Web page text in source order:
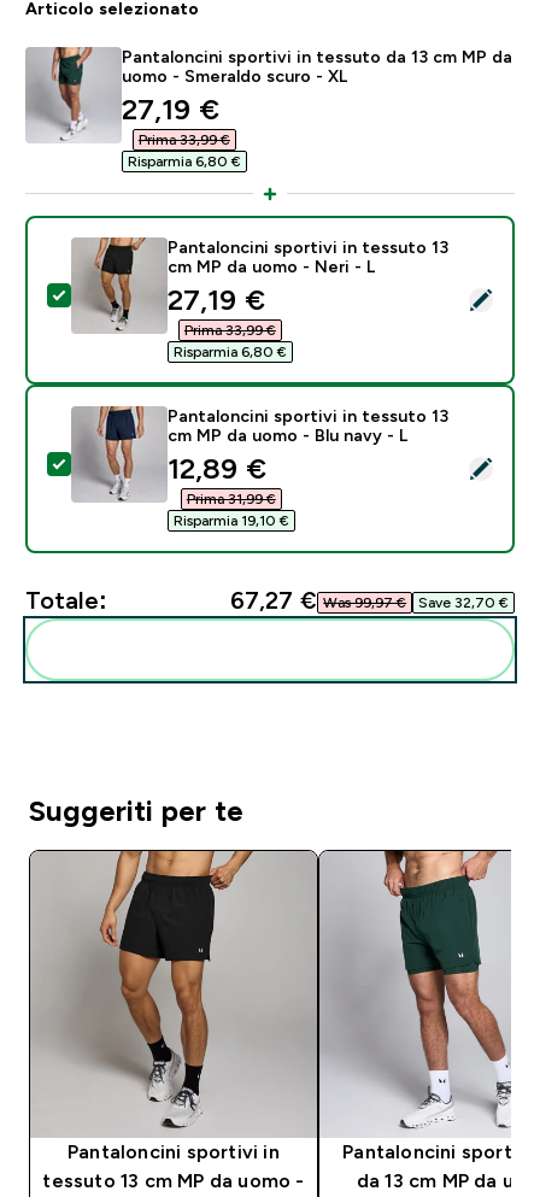
Articolo selezionato
Pantaloncini sportivi in tessuto da 13 cm MP da
uomo - Smeraldo scuro - XL
discounted price
27,19 €‎
Prima 33,99 €‎
Risparmia 6,80 €‎
Seleziona questo prodotto - Pantaloncini sportivi in
Pantaloncini sportivi in tessuto 13
cm MP da uomo - Neri - L
discounted price
27,19 €‎
Prima 33,99 €‎
Risparmia 6,80 €‎
Seleziona questo prodotto - Pantaloncini sportivi in
Pantaloncini sportivi in tessuto 13
cm MP da uomo - Blu navy - L
discounted price
12,89 €‎
Prima 31,99 €‎
Risparmia 19,10 €‎
Totale: 67,27 €‎ Was 99,97 €‎ Save 32,70 €‎
Suggeriti per te
Pantaloncini sportivi in
tessuto 13 cm MP da uomo -
Pantaloncini sportivi
da 13 cm MP da